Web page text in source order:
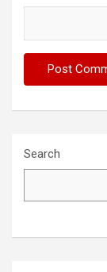
Search